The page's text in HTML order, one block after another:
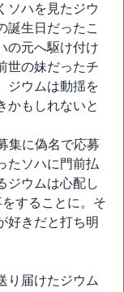
ソハを見たジウ
誕生日だったこ
の元へ駆け付け
世の妹だったチ
ジウムは動揺を
かもしれないと
集に偽名で応募
たソハに門前払
ジウムは心配し
することに。そ
好きだと打ち明
り届けたジウム